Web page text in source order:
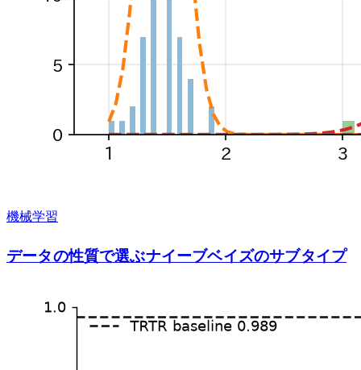
機械学習
データの性質で選ぶナイーブベイズのサブタイプ